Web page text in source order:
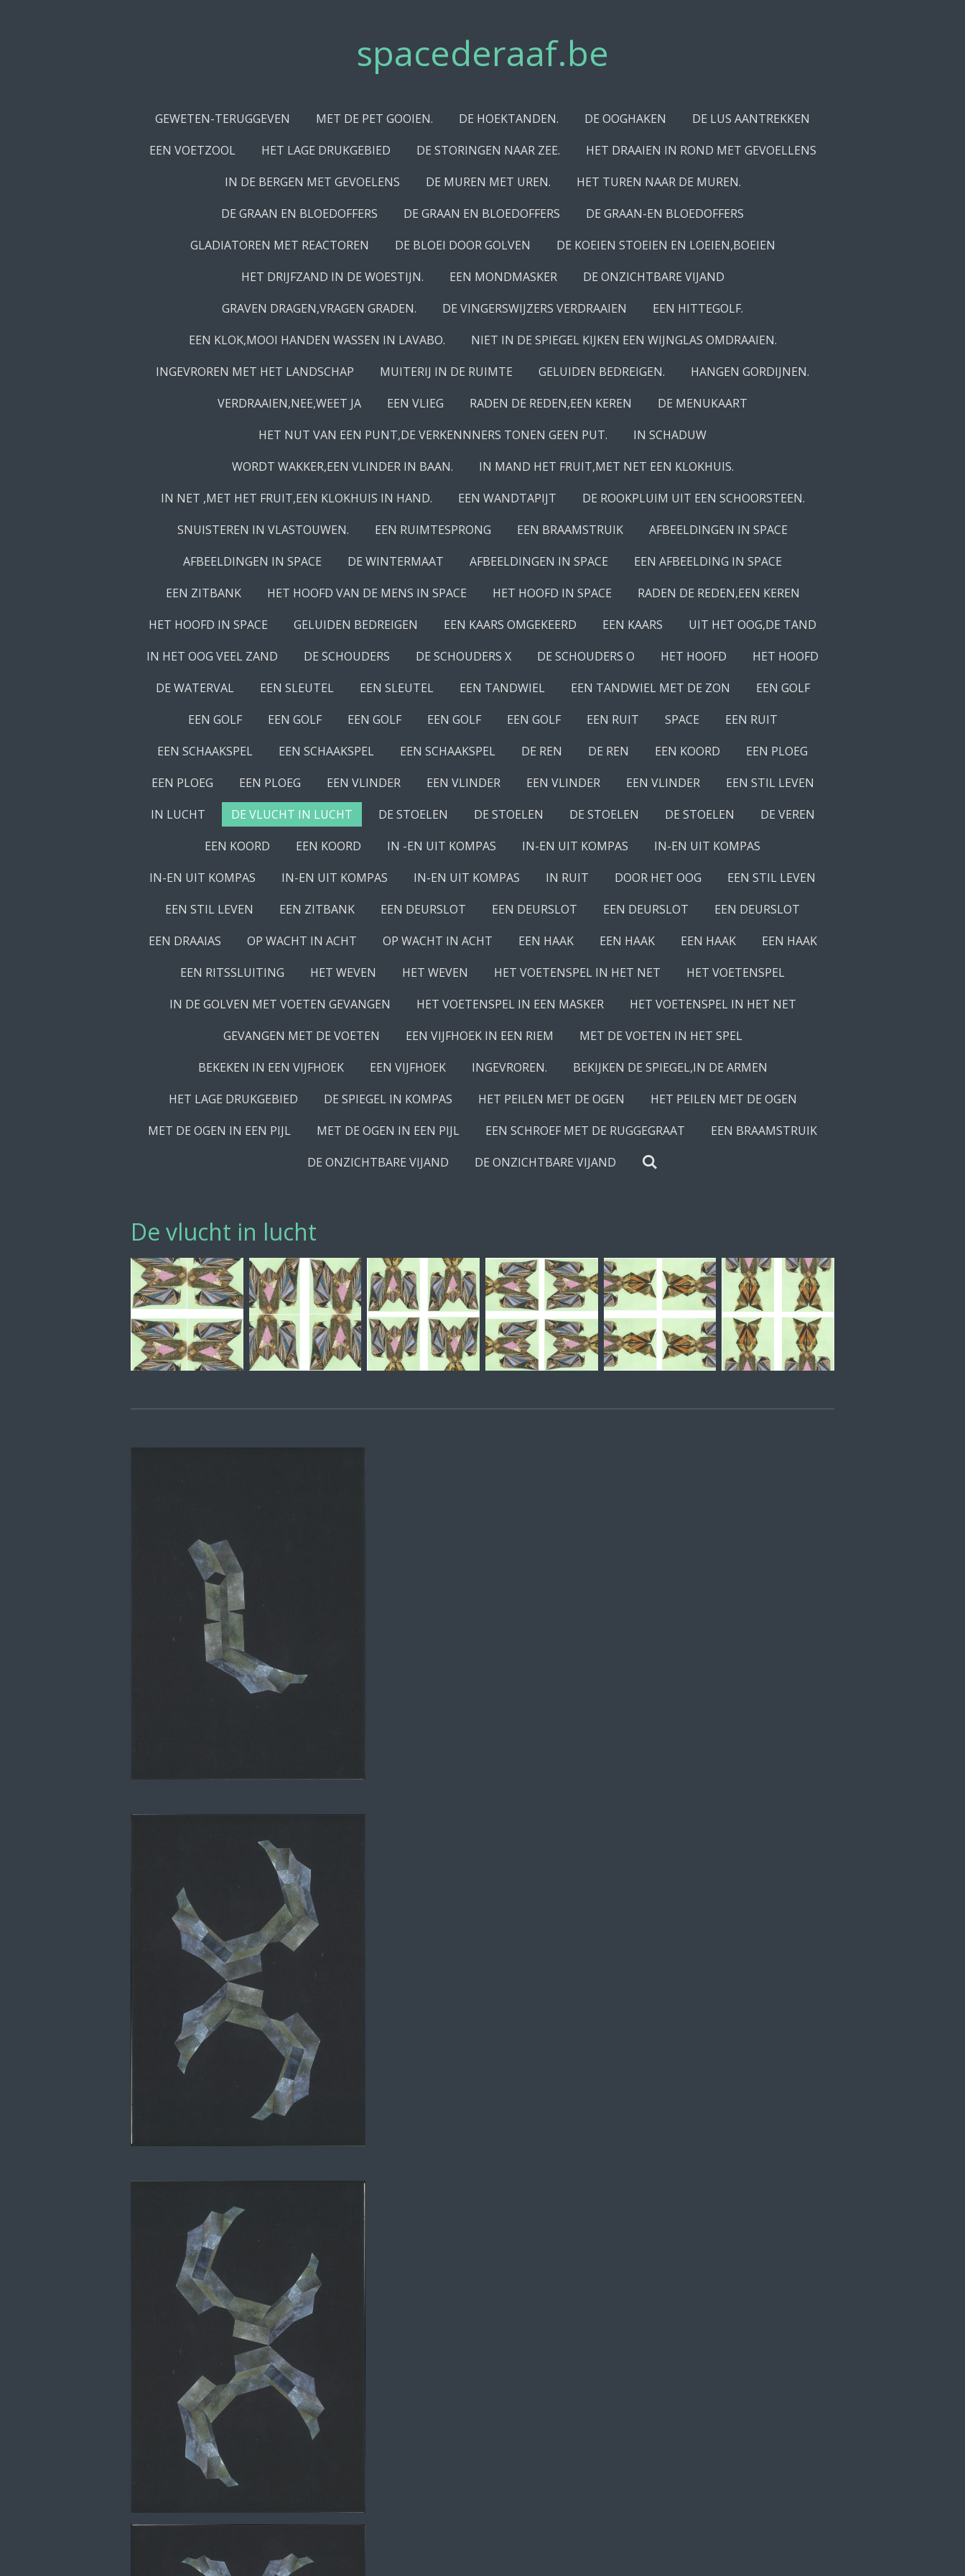
spacederaaf.be
GEWETEN-TERUGGEVEN MET DE PET GOOIEN. DE HOEKTANDEN. DE OOGHAKEN
DE LUS AANTREKKEN
EEN VOETZOOL
HET LAGE DRUKGEBIED DE STORINGEN NAAR ZEE.
HET DRAAIEN IN ROND MET GEVOELLENS
IN DE BERGEN MET GEVOELENS
DE MUREN MET UREN.
HET TUREN NAAR DE MUREN.
DE GRAAN EN BLOEDOFFERS
DE GRAAN EN BLOEDOFFERS
DE GRAAN-EN BLOEDOFFERS
GLADIATOREN MET REACTOREN
DE BLOEI DOOR GOLVEN
DE KOEIEN STOEIEN EN LOEIEN,BOEIEN
HET DRIJFZAND IN DE WOESTIJN.
EEN MONDMASKER
DE ONZICHTBARE VIJAND
GRAVEN DRAGEN,VRAGEN GRADEN.
DE VINGERSWIJZERS VERDRAAIEN
EEN HITTEGOLF.
EEN KLOK,MOOI HANDEN WASSEN IN LAVABO.
NIET IN DE SPIEGEL KIJKEN EEN WIJNGLAS OMDRAAIEN.
INGEVROREN MET HET LANDSCHAP
MUITERIJ IN DE RUIMTE GELUIDEN BEDREIGEN.
HANGEN GORDIJNEN.
VERDRAAIEN,NEE,WEET JA
EEN VLIEG RADEN DE REDEN,EEN KEREN
DE MENUKAART
HET NUT VAN EEN PUNT,DE VERKENNNERS TONEN GEEN PUT.
IN SCHADUW
WORDT WAKKER,EEN VLINDER IN BAAN.
IN MAND HET FRUIT,MET NET EEN KLOKHUIS.
IN NET ,MET HET FRUIT,EEN KLOKHUIS IN HAND.
EEN WANDTAPIJT
DE ROOKPLUIM UIT EEN SCHOORSTEEN.
SNUISTEREN IN VLASTOUWEN.
EEN RUIMTESPRONG EEN BRAAMSTRUIK
AFBEELDINGEN IN SPACE
AFBEELDINGEN IN SPACE
DE WINTERMAAT AFBEELDINGEN IN SPACE
EEN AFBEELDING IN SPACE
EEN ZITBANK
HET HOOFD VAN DE MENS IN SPACE HET HOOFD IN SPACE
RADEN DE REDEN,EEN KEREN
HET HOOFD IN SPACE
GELUIDEN BEDREIGEN EEN KAARS OMGEKEERD EEN KAARS
UIT HET OOG,DE TAND
IN HET OOG VEEL ZAND
DE SCHOUDERS DE SCHOUDERS X DE SCHOUDERS O HET HOOFD
HET HOOFD
DE WATERVAL
EEN SLEUTEL EEN SLEUTEL EEN TANDWIEL EEN TANDWIEL MET DE ZON
EEN GOLF
EEN GOLF
EEN GOLF EEN GOLF EEN GOLF EEN GOLF EEN RUIT SPACE
EEN RUIT
EEN SCHAAKSPEL
EEN SCHAAKSPEL EEN SCHAAKSPEL DE REN DE REN EEN KOORD
EEN PLOEG
EEN PLOEG
EEN PLOEG EEN VLINDER EEN VLINDER EEN VLINDER EEN VLINDER
EEN STIL LEVEN
IN LUCHT
DE VLUCHT IN LUCHT DE STOELEN DE STOELEN DE STOELEN DE STOELEN
DE VEREN
EEN KOORD
EEN KOORD IN -EN UIT KOMPAS IN-EN UIT KOMPAS
IN-EN UIT KOMPAS
IN-EN UIT KOMPAS
IN-EN UIT KOMPAS IN-EN UIT KOMPAS IN RUIT DOOR HET OOG
EEN STIL LEVEN
EEN STIL LEVEN
EEN ZITBANK EEN DEURSLOT EEN DEURSLOT EEN DEURSLOT
EEN DEURSLOT
EEN DRAAIAS
OP WACHT IN ACHT OP WACHT IN ACHT EEN HAAK EEN HAAK EEN HAAK
EEN HAAK
EEN RITSSLUITING
HET WEVEN HET WEVEN HET VOETENSPEL IN HET NET
HET VOETENSPEL
IN DE GOLVEN MET VOETEN GEVANGEN
HET VOETENSPEL IN EEN MASKER
HET VOETENSPEL IN HET NET
GEVANGEN MET DE VOETEN
EEN VIJFHOEK IN EEN RIEM
MET DE VOETEN IN HET SPEL
BEKEKEN IN EEN VIJFHOEK
EEN VIJFHOEK INGEVROREN.
BEKIJKEN DE SPIEGEL,IN DE ARMEN
HET LAGE DRUKGEBIED
DE SPIEGEL IN KOMPAS HET PEILEN MET DE OGEN
HET PEILEN MET DE OGEN
MET DE OGEN IN EEN PIJL
MET DE OGEN IN EEN PIJL EEN SCHROEF MET DE RUGGEGRAAT
EEN BRAAMSTRUIK
DE ONZICHTBARE VIJAND
DE ONZICHTBARE VIJAND
De vlucht in lucht